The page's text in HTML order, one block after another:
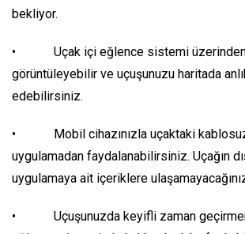
bekliyor.
• Uçak içi eğlence sistemi üzerinden
görüntüleyebilir ve uçuşunuzu haritada
edebilirsiniz.
• Mobil cihazınızla uçaktaki kablosuz
uygulamadan faydalanabilirsiniz. Uçağın
uygulamaya ait içeriklere
• Uçuşunuzda keyifli zaman